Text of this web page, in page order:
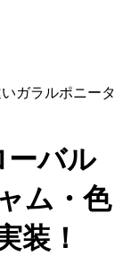
ガラルポニータ
ーバル
ム・色
装！